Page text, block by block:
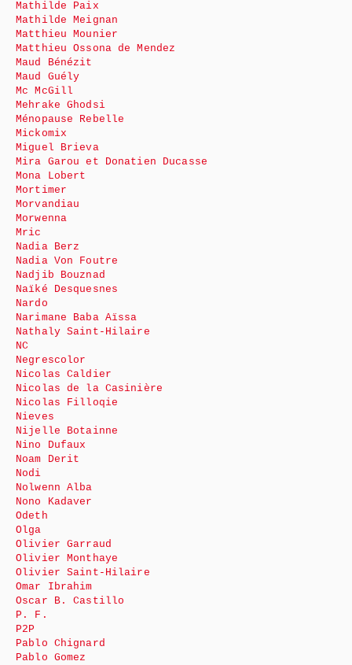
Mathilde Paix
Mathilde Meignan
Matthieu Mounier
Matthieu Ossona de Mendez
Maud Bénézit
Maud Guély
Mc McGill
Mehrake Ghodsi
Ménopause Rebelle
Mickomix
Miguel Brieva
Mira Garou et Donatien Ducasse
Mona Lobert
Mortimer
Morvandiau
Morwenna
Mric
Nadia Berz
Nadia Von Foutre
Nadjib Bouznad
Naïké Desquesnes
Nardo
Narimane Baba Aïssa
Nathaly Saint-Hilaire
NC
Negrescolor
Nicolas Caldier
Nicolas de la Casinière
Nicolas Filloqie
Nieves
Nijelle Botainne
Nino Dufaux
Noam Derit
Nodi
Nolwenn Alba
Nono Kadaver
Odeth
Olga
Olivier Garraud
Olivier Monthaye
Olivier Saint-Hilaire
Omar Ibrahim
Oscar B. Castillo
P. F.
P2P
Pablo Chignard
Pablo Gomez